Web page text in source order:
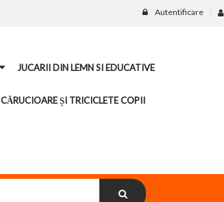
Autentificare
JUCARII DIN LEMN SI EDUCATIVE
CĂRUCIOARE ȘI TRICICLETE COPII